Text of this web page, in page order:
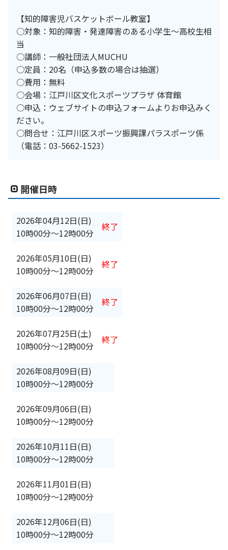
【知的障害児バスケットボール教室】
○対象：知的障害・発達障害のある小学生～高校生相
当
○講師：一般社団法人MUCHU
○定員：20名（申込多数の場合は抽選）
○費用：無料
○会場：江戸川区文化スポーツプラザ 体育館
○申込：ウェブサイトの申込フォームよりお申込みく
ださい。
○問合せ：江戸川区スポーツ振興課パラスポーツ係
（電話：03-5662-1523）
開催日時
2026年04月12日(日)
10時00分〜12時00分
終了
2026年05月10日(日)
10時00分〜12時00分
終了
2026年06月07日(日)
10時00分〜12時00分
終了
2026年07月25日(土)
10時00分〜12時00分
終了
2026年08月09日(日)
10時00分〜12時00分
2026年09月06日(日)
10時00分〜12時00分
2026年10月11日(日)
10時00分〜12時00分
2026年11月01日(日)
10時00分〜12時00分
2026年12月06日(日)
10時00分〜12時00分